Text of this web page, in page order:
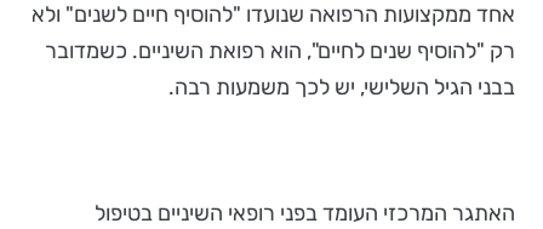
אחד ממקצועות הרפואה שנועדו "להוסיף חיים לשנים" ולא
רק "להוסיף שנים לחיים", הוא רפואת השיניים. כשמדובר
בבני הגיל השלישי, יש לכך משמעות רבה.
האתגר המרכזי העומד בפני רופאי השיניים בטיפול